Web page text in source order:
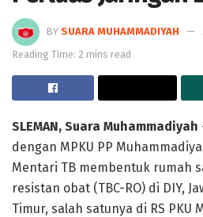
BY SUARA MUHAMMADIYAH
Reading Time: 2 mins read
SLEMAN, Suara Muhammadiyah
dengan MPKU PP
Mentari TB membentuk rumah
resistan obat (TBC-RO) di DIY,
Timur, salah satunya di RS PKU